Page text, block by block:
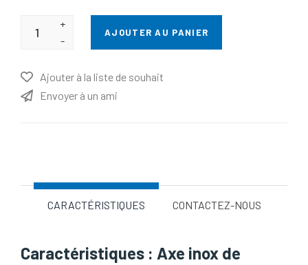
+
-
AJOUTER AU PANIER
Ajouter à la liste de souhait
Envoyer à un ami
CARACTÉRISTIQUES CONTACTEZ-NOUS
Caractéristiques : Axe inox de